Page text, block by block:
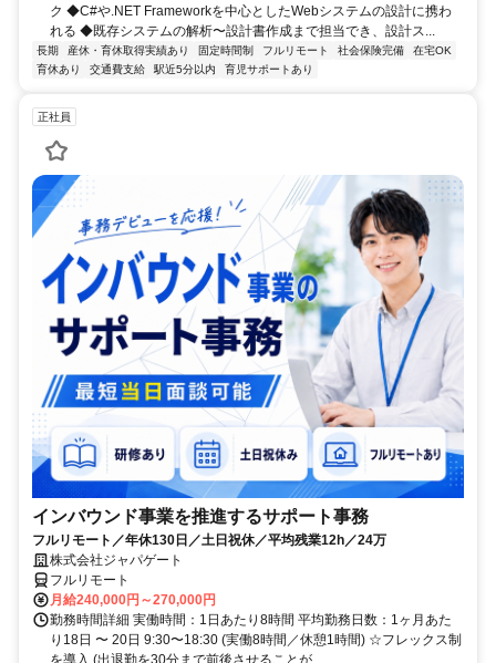
ク ◆C#や.NET Frameworkを中心としたWebシステムの設計に携わ
れる ◆既存システムの解析〜設計書作成まで担当でき、設計ス...
長期 産休・育休取得実績あり 固定時間制 フルリモート 社会保険完備
在宅OK
育休あり
交通費支給 駅近5分以内 育児サポートあり
正社員
インバウンド事業を推進するサポート事務
フルリモート／年休130日／土日祝休／平均残業12h／24万
株式会社ジャパゲート
フルリモート
月給240,000円～270,000円
勤務時間詳細 実働時間：1日あたり8時間 平均勤務日数：1ヶ月あた
り18日 〜 20日 9:30〜18:30 (実働8時間／休憩1時間) ☆フレックス制
を導入 (出退勤を30分まで前後させることが...